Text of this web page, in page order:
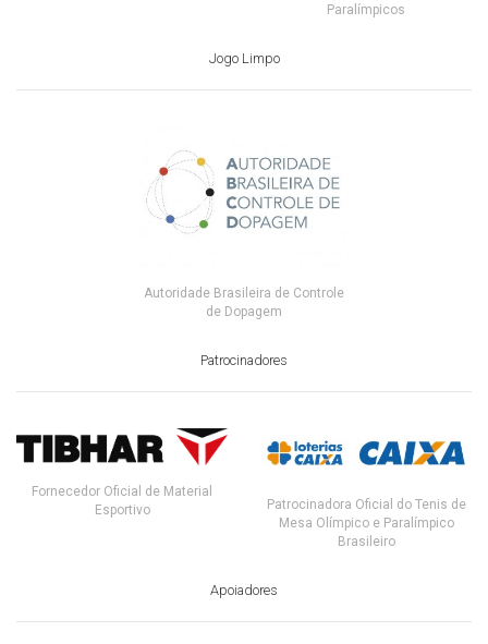
Paralímpicos
Jogo Limpo
Autoridade Brasileira de Controle
de Dopagem
Patrocinadores
Fornecedor Oficial de Material
Esportivo
Patrocinadora Oficial do Tenis de
Mesa Olímpico e Paralímpico
Brasileiro
Apoiadores